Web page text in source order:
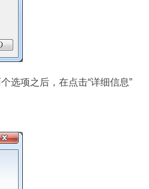
选项之后，在点击“详细信息”